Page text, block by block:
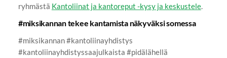
ryhmästä Kantoliinat ja kantoreput -kysy ja keskustele.
#miksikannan tekee kantamista näkyväksi somessa
#miksikannan #kantoliinayhdistys
#kantoliinayhdistyssaajulkaista #pidälähellä